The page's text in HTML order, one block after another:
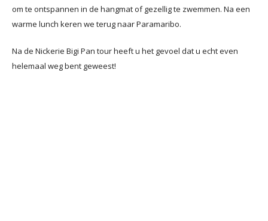
om te ontspannen in de hangmat of gezellig te zwemmen. Na een
warme lunch keren we terug naar Paramaribo.
Na de Nickerie Bigi Pan tour heeft u het gevoel dat u echt even
helemaal weg bent geweest!